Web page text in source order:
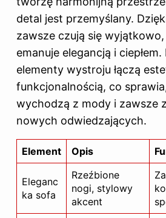
detal jest przemyślany.
zawsze czują się
emanuje elegancją i
elementy wystroju łączą
funkcjonalnością, co
wychodzą z mody i zawsze
nowych odwiedzających.
Element Opis
Eleganc
ka sofa
Rzeźbione
nogi, stylowy
akcent